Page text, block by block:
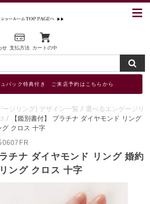
せ 支払方法 カートの中
バック特典付き ご来店予約はこちらから
ージリング) デザイン一覧
選べるエンゲージリ
【鑑別書付】 プラチナ ダイヤモンド リング
グ クロス 十字
チナ ダイヤモンド リング 婚約
ング クロス 十字